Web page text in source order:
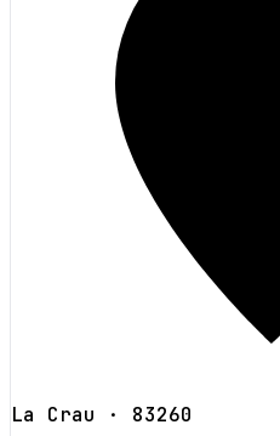
La Crau · 83260